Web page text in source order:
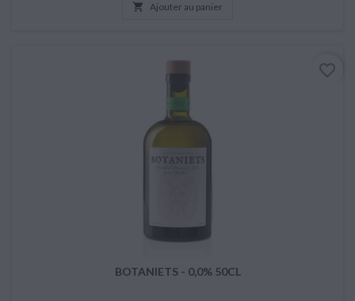
 Ajouter au panier
BOTANIETS - 0,0% 50CL
favorite_border